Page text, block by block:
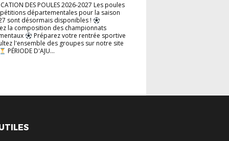
DES POULES 2026-2027 Les poules
départementales pour la saison
sont désormais disponibles !
la composition des championnats
Préparez votre rentrée sportive
l'ensemble des groupes sur notre site
PÉRIODE D'AJU...